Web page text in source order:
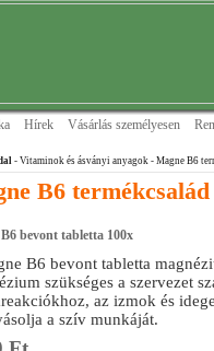
Hírek Vásárlás személyesen
- Vitaminok és ásványi anyagok - Magne B6
B6 termékcsalád
bevont tabletta 100x
B6 bevont tabletta
szükséges a szervezet
az izmok és
a szív munkáját.